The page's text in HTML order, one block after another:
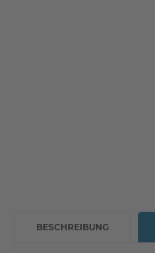
BESCHREIBUNG